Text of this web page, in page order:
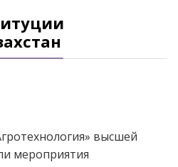
высшей
мероприятия